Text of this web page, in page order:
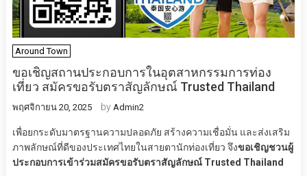
Around Town
ขอเชิญสถานประกอบการในอุตสาหกรรมการท่อง
เที่ยว สมัครขอรับตราสัญลักษณ์ Trusted Thailand
พฤศจิกายน 20, 2025 by Admin2
เพื่อยกระดับมาตรฐานความปลอดภัย สร้างความเชื่อมั่น และส่งเสริม
ภาพลักษณ์ที่ดีของประเทศไทยในสายตานักท่องเที่ยว จึงขอเชิญชวนผู้
ประกอบการเข้าร่วมสมัครขอรับตราสัญลักษณ์ Trusted Thailand